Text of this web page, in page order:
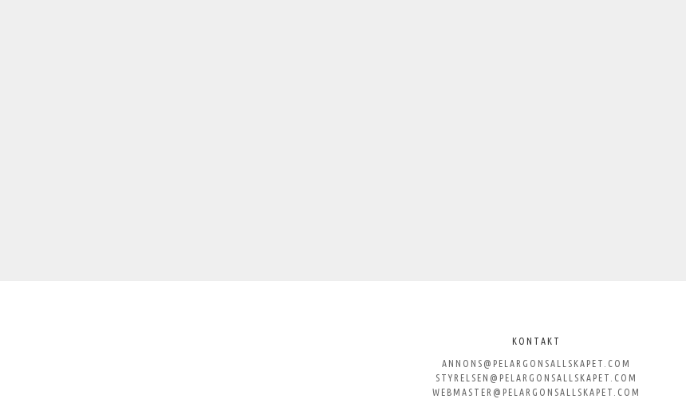
KONTAKT
ANNONS@PELARGONSALLSKAPET.COM
STYRELSEN@PELARGONSALLSKAPET.COM
WEBMASTER@PELARGONSALLSKAPET.COM